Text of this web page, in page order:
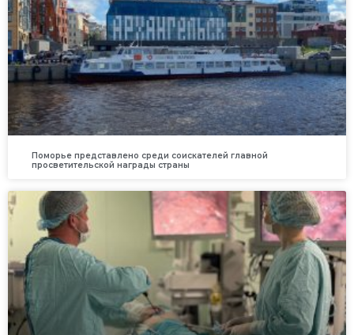
Поморье представлено среди соискателей главной
просветительской награды страны